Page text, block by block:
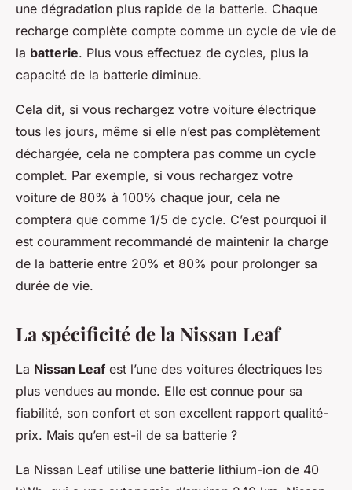
une dégradation plus rapide de la batterie. Chaque
recharge complète compte comme un cycle de vie de
la batterie. Plus vous effectuez de cycles, plus la
capacité de la batterie diminue.
Cela dit, si vous rechargez votre voiture électrique
tous les jours, même si elle n’est pas complètement
déchargée, cela ne comptera pas comme un cycle
complet. Par exemple, si vous rechargez votre
voiture de 80% à 100% chaque jour, cela ne
comptera que comme 1/5 de cycle. C’est pourquoi il
est couramment recommandé de maintenir la charge
de la batterie entre 20% et 80% pour prolonger sa
durée de vie.
La spécificité de la Nissan Leaf
La Nissan Leaf est l’une des voitures électriques les
plus vendues au monde. Elle est connue pour sa
fiabilité, son confort et son excellent rapport qualité-
prix. Mais qu’en est-il de sa batterie ?
La Nissan Leaf utilise une batterie lithium-ion de 40